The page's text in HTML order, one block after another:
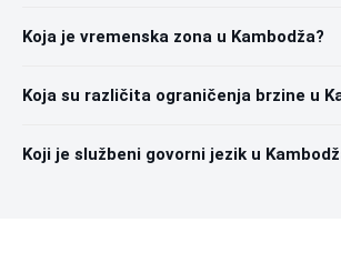
Koja je vremenska zona u Kambodža?
Koja su različita ograničenja brzine u
Koji je službeni govorni jezik u